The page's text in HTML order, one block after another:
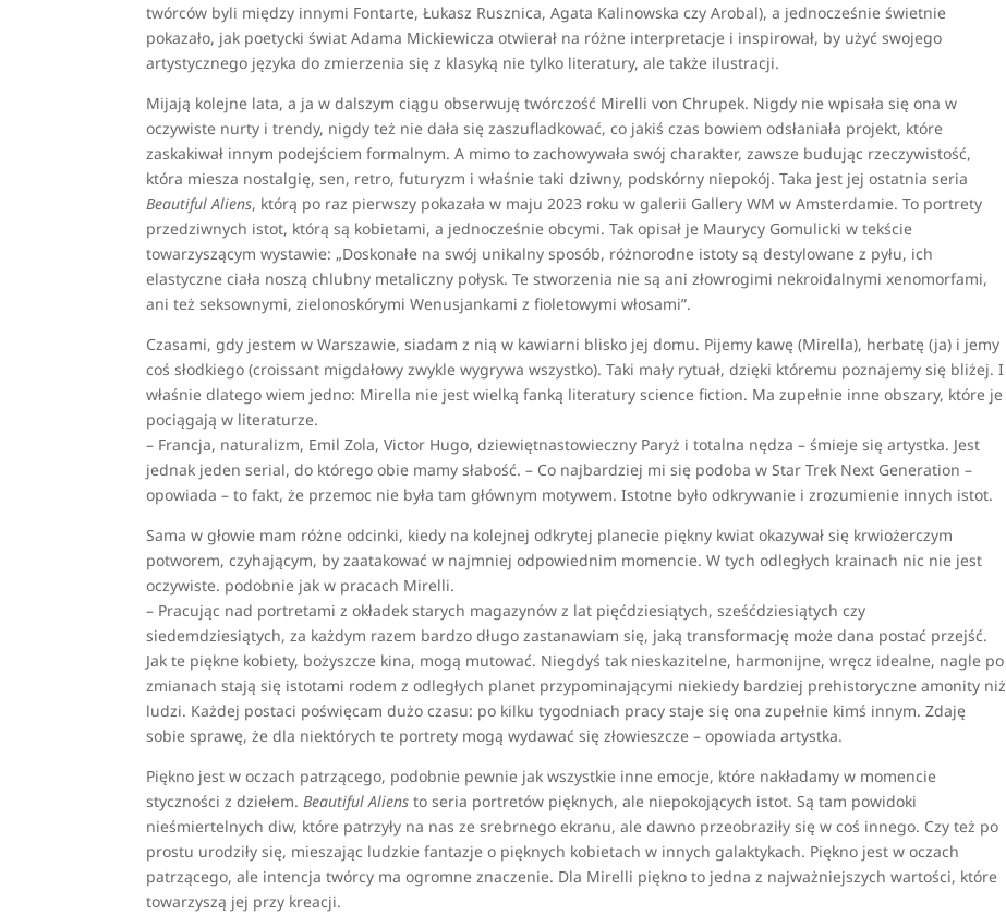
twórców byli między innymi Fontarte, Łukasz Rusznica, Agata Kalinowska czy Arobal), a jednocześnie świetnie
pokazało, jak poetycki świat Adama Mickiewicza otwierał na różne interpretacje i inspirował, by użyć swojego
artystycznego języka do zmierzenia się z klasyką nie tylko literatury, ale także ilustracji.
Mijają kolejne lata, a ja w dalszym ciągu obserwuję twórczość Mirelli von Chrupek. Nigdy nie wpisała się ona w
oczywiste nurty i trendy, nigdy też nie dała się zaszufladkować, co jakiś czas bowiem odsłaniała projekt, które
zaskakiwał innym podejściem formalnym. A mimo to zachowywała swój charakter, zawsze budując rzeczywistość,
która miesza nostalgię, sen, retro, futuryzm i właśnie taki dziwny, podskórny niepokój. Taka jest jej ostatnia seria
Beautiful Aliens, którą po raz pierwszy pokazała w maju 2023 roku w galerii Gallery WM w Amsterdamie. To portrety
przedziwnych istot, którą są kobietami, a jednocześnie obcymi. Tak opisał je Maurycy Gomulicki w tekście
towarzyszącym wystawie: „Doskonałe na swój unikalny sposób, różnorodne istoty są destylowane z pyłu, ich
elastyczne ciała noszą chlubny metaliczny połysk. Te stworzenia nie są ani złowrogimi nekroidalnymi xenomorfami,
ani też seksownymi, zielonoskórymi Wenusjankami z fioletowymi włosami”.
Czasami, gdy jestem w Warszawie, siadam z nią w kawiarni blisko jej domu. Pijemy kawę (Mirella), herbatę (ja) i jemy
coś słodkiego (croissant migdałowy zwykle wygrywa wszystko). Taki mały rytuał, dzięki któremu poznajemy się bliżej. I
właśnie dlatego wiem jedno: Mirella nie jest wielką fanką literatury science fiction. Ma zupełnie inne obszary, które je
pociągają w literaturze.
– Francja, naturalizm, Emil Zola, Victor Hugo, dziewiętnastowieczny Paryż i totalna nędza – śmieje się artystka. Jest
jednak jeden serial, do którego obie mamy słabość. – Co najbardziej mi się podoba w Star Trek Next Generation –
opowiada – to fakt, że przemoc nie była tam głównym motywem. Istotne było odkrywanie i zrozumienie innych istot.
Sama w głowie mam różne odcinki, kiedy na kolejnej odkrytej planecie piękny kwiat okazywał się krwiożerczym
potworem, czyhającym, by zaatakować w najmniej odpowiednim momencie. W tych odległych krainach nic nie jest
oczywiste. podobnie jak w pracach Mirelli.
– Pracując nad portretami z okładek starych magazynów z lat pięćdziesiątych, sześćdziesiątych czy
siedemdziesiątych, za każdym razem bardzo długo zastanawiam się, jaką transformację może dana postać przejść.
Jak te piękne kobiety, bożyszcze kina, mogą mutować. Niegdyś tak nieskazitelne, harmonijne, wręcz idealne, nagle po
zmianach stają się istotami rodem z odległych planet przypominającymi niekiedy bardziej prehistoryczne amonity niż
ludzi. Każdej postaci poświęcam dużo czasu: po kilku tygodniach pracy staje się ona zupełnie kimś innym. Zdaję
sobie sprawę, że dla niektórych te portrety mogą wydawać się złowieszcze – opowiada artystka.
Piękno jest w oczach patrzącego, podobnie pewnie jak wszystkie inne emocje, które nakładamy w momencie
styczności z dziełem. Beautiful Aliens to seria portretów pięknych, ale niepokojących istot. Są tam powidoki
nieśmiertelnych diw, które patrzyły na nas ze srebrnego ekranu, ale dawno przeobraziły się w coś innego. Czy też po
prostu urodziły się, mieszając ludzkie fantazje o pięknych kobietach w innych galaktykach. Piękno jest w oczach
patrzącego, ale intencja twórcy ma ogromne znaczenie. Dla Mirelli piękno to jedna z najważniejszych wartości, które
towarzyszą jej przy kreacji.